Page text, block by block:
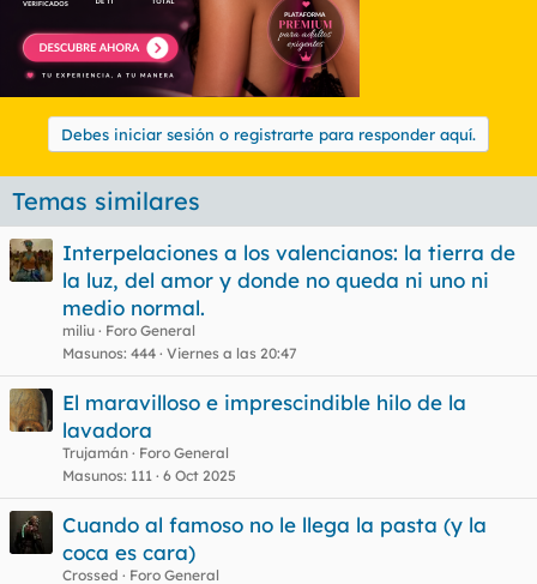
Debes iniciar sesión o registrarte para responder aquí.
Temas similares
Interpelaciones a los valencianos: la tierra de
la luz, del amor y donde no queda ni uno ni
medio normal.
miliu
Foro General
Masunos 444 Viernes a las 20:47
El maravilloso e imprescindible hilo de la
lavadora
Trujamán
Foro General
Masunos 111 6 Oct 2025
Cuando al famoso no le llega la pasta (y la
coca es cara)
Crossed
Foro General